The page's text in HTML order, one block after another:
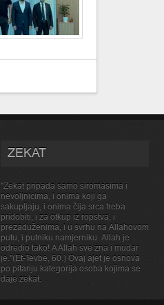
ZEKAT
''Zekat pripada samo siromasima i
nevoljnicima, i onima koji ga
sakupljaju, i onima čija srca treba
pridobiti, i za otkup iz ropstva, i
prezaduženima, i u svrhu na Allahovom
putu, i putniku namjerniku. Allah je
odredio tako! A Allah sve zna i mudar
je.''(Et-Tevbe, 60.) Ovaj ajet je osnova
po pitanju kategorija osoba kojima se
daje zekat.